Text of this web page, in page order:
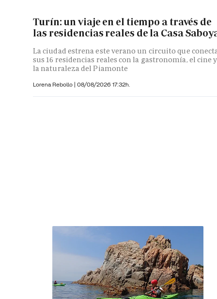
Turín: un viaje en el tiempo a través de
las residencias reales de la Casa
La ciudad estrena este verano un circuito que
sus 16 residencias reales con la gastronomía, el cine y
la naturaleza del Piamonte
Lorena Rebollo | 08/08/2026 17:32h.